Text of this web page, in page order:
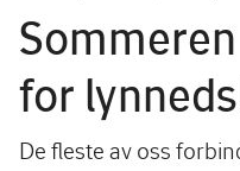
for
De fleste av oss